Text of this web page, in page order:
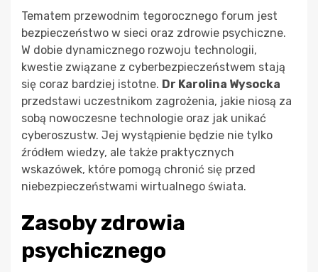
Tematem przewodnim tegorocznego forum jest
bezpieczeństwo w sieci oraz zdrowie psychiczne.
W dobie dynamicznego rozwoju technologii,
kwestie związane z cyberbezpieczeństwem stają
się coraz bardziej istotne. Dr Karolina Wysocka
przedstawi uczestnikom zagrożenia, jakie niosą za
sobą nowoczesne technologie oraz jak unikać
cyberoszustw. Jej wystąpienie będzie nie tylko
źródłem wiedzy, ale także praktycznych
wskazówek, które pomogą chronić się przed
niebezpieczeństwami wirtualnego świata.
Zasoby zdrowia
psychicznego